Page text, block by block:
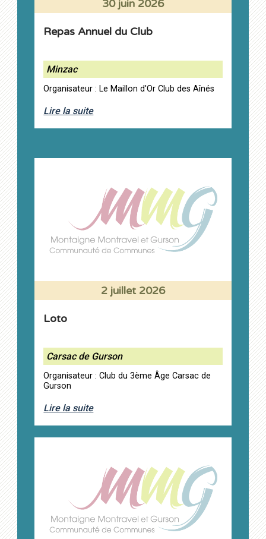
30 juin 2026
Repas Annuel du Club
Minzac
Organisateur : Le Maillon d'Or Club des Aînés
Lire la suite
2 juillet 2026
Loto
Carsac de Gurson
Organisateur : Club du 3ème Âge Carsac de
Gurson
Lire la suite